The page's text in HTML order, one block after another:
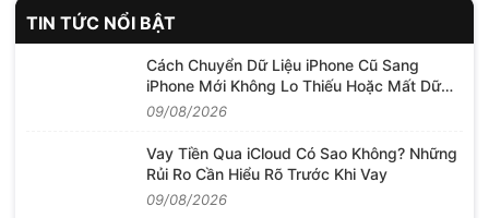
TIN TỨC NỔI BẬT
Cách Chuyển Dữ Liệu iPhone Cũ Sang
iPhone Mới Không Lo Thiếu Hoặc Mất Dữ
Liệu
09/08/2026
Vay Tiền Qua iCloud Có Sao Không? Những
Rủi Ro Cần Hiểu Rõ Trước Khi Vay
09/08/2026